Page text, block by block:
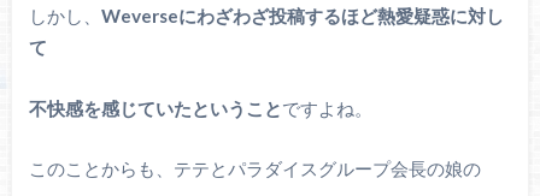
しかし、 Weverseにわざわざ投稿するほど熱愛疑惑に対し
て
不快感を感じていたということですよね。
このことからも、テテとパラダイスグループ会長の娘の